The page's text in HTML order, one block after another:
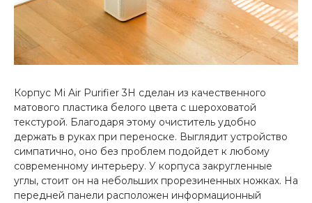
Получайте товар
выбранный способом
Оставшиеся75% будут
списываться с вашей карты
по25%каждые 2 недели
Подробнее
об оплате Плайтом
Корпус Mi Air Purifier 3H сделан из качественного
матового пластика белого цвета с шероховатой
текстурой. Благодаря этому очиститель удобно
держать в руках при переноске. Выглядит устройство
симпатично, оно без проблем подойдет к любому
современному интерьеру. У корпуса закругленные
углы, стоит он на небольших прорезиненных ножках. На
передней панели расположен информационный